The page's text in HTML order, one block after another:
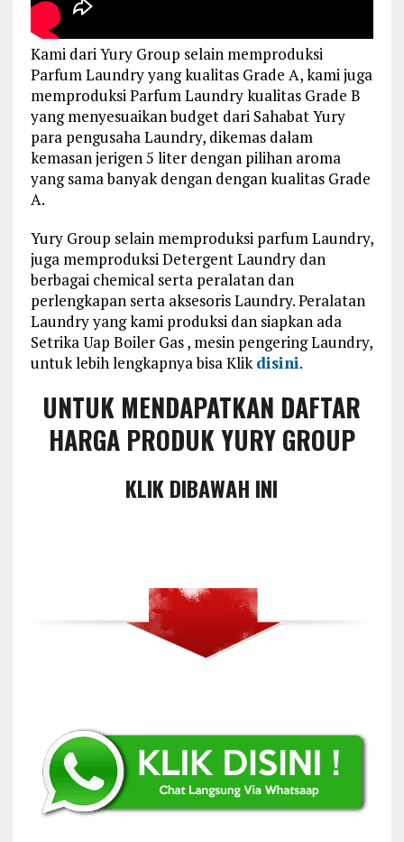
Kami dari Yury Group selain memproduksi
Parfum Laundry yang kualitas Grade A, kami juga
memproduksi Parfum Laundry kualitas Grade B
yang menyesuaikan budget dari Sahabat Yury
para pengusaha Laundry, dikemas dalam
kemasan jerigen 5 liter dengan pilihan aroma
yang sama banyak dengan dengan kualitas Grade
A.
Yury Group selain memproduksi parfum Laundry,
juga memproduksi Detergent Laundry dan
berbagai chemical serta peralatan dan
perlengkapan serta aksesoris Laundry. Peralatan
Laundry yang kami produksi dan siapkan ada
Setrika Uap Boiler Gas , mesin pengering Laundry,
untuk lebih lengkapnya bisa Klikdisini.
UNTUK MENDAPATKAN DAFTAR
HARGA PRODUK YURY GROUP
KLIK DIBAWAH INI